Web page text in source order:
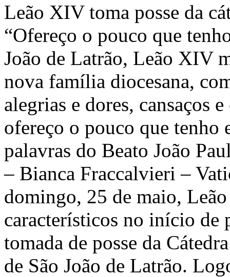
Leão XIV toma posse da
“Ofereço o pouco que
João de Latrão, Leão XIV
nova família diocesana,
alegrias e dores, cansaços
ofereço o pouco que tenho
palavras do Beato João
– Bianca Fraccalvieri –
domingo, 25 de maio,
característicos no início de
tomada de posse da
de São João de Latrão.